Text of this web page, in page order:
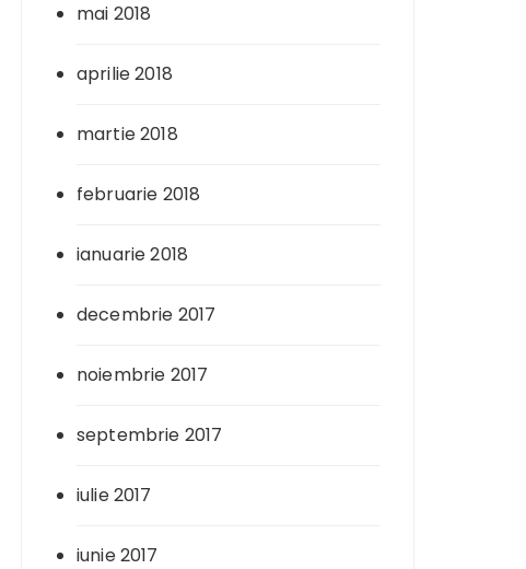
mai 2018
aprilie 2018
martie 2018
februarie 2018
ianuarie 2018
decembrie 2017
noiembrie 2017
septembrie 2017
iulie 2017
iunie 2017